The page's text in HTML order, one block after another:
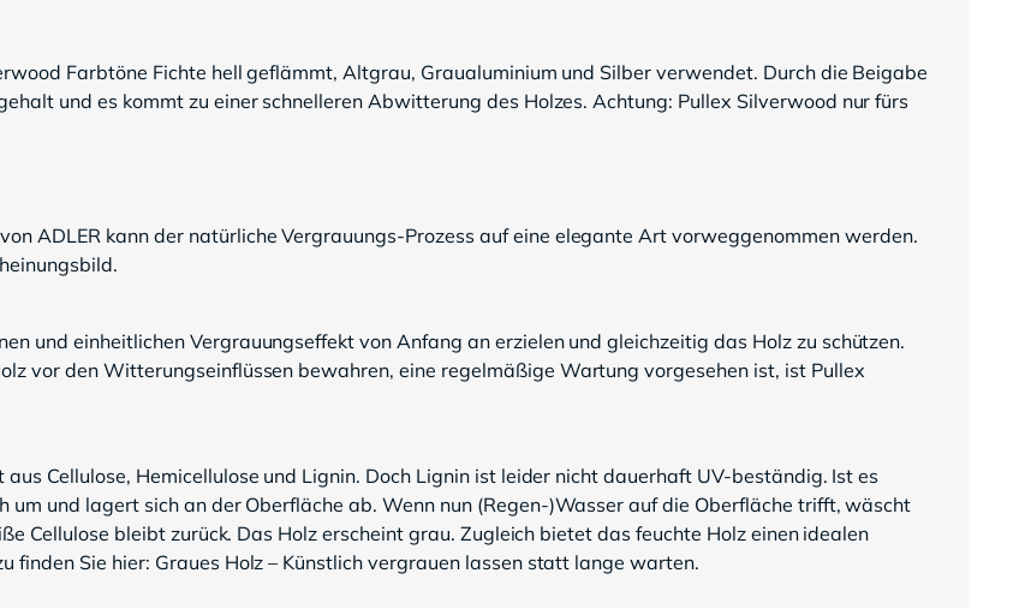
Farbtöne Fichte hell geflämmt, Altgrau, Graualuminium und Silber verwendet. Durch die Beigabe
und es kommt zu einer schnelleren Abwitterung des Holzes. Achtung: Pullex Silverwood nur fürs
ADLER kann der natürliche Vergrauungs-Prozess auf eine elegante Art vorweggenommen werden.
und einheitlichen Vergrauungseffekt von Anfang an erzielen und gleichzeitig das Holz zu schützen.
vor den Witterungseinflüssen bewahren, eine regelmäßige Wartung vorgesehen ist, ist Pullex
Cellulose, Hemicellulose und Lignin. Doch Lignin ist leider nicht dauerhaft UV-beständig. Ist es
und lagert sich an der Oberfläche ab. Wenn nun (Regen-)Wasser auf die Oberfläche trifft, wäscht
Cellulose bleibt zurück. Das Holz erscheint grau. Zugleich bietet das feuchte Holz einen idealen
finden Sie hier: Graues Holz – Künstlich vergrauen lassen statt lange warten.